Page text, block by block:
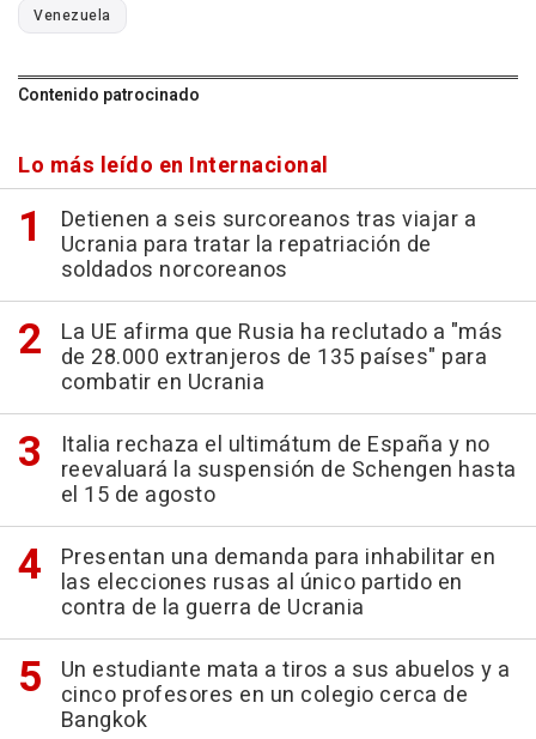
Venezuela
Contenido patrocinado
Lo más leído en Internacional
Detienen a seis surcoreanos tras viajar a
Ucrania para tratar la repatriación de
soldados norcoreanos
La UE afirma que Rusia ha reclutado a "más
de 28.000 extranjeros de 135 países" para
combatir en Ucrania
Italia rechaza el ultimátum de España y no
reevaluará la suspensión de Schengen hasta
el 15 de agosto
Presentan una demanda para inhabilitar en
las elecciones rusas al único partido en
contra de la guerra de Ucrania
Un estudiante mata a tiros a sus abuelos y a
cinco profesores en un colegio cerca de
Bangkok